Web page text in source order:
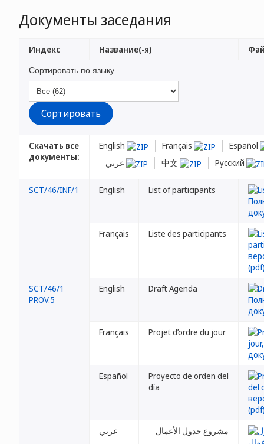
Документы заседания
Сортировать по языку
Скачать все
документы:
English Français
Español
中文 Русский
Индекс Название(-я)
SCT/46/INF/1 English List of participants
Français Liste des participants
SCT/46/1
PROV.5
English Draft Agenda
Français Projet d’ordre du jour
Español
Proyecto de orden del
día
عربي مشروع جدول الأعمال